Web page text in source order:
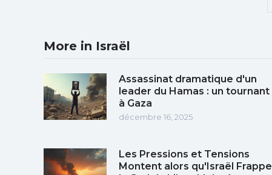
More in Israël
Assassinat dramatique d'un
leader du Hamas : un tournant
à Gaza
décembre 16, 2025
Les Pressions et Tensions
Montent alors qu'Israël Frappe